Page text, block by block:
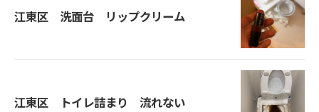
江東区 洗面台 リップクリーム
江東区 トイレ詰まり 流れない